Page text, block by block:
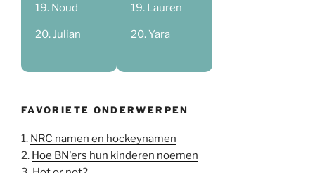
Noud
Julian
Lauren
Yara
FAVORIETE ONDERWERPEN
1. NRC namen en hockeynamen
2. Hoe BN'ers hun kinderen noemen